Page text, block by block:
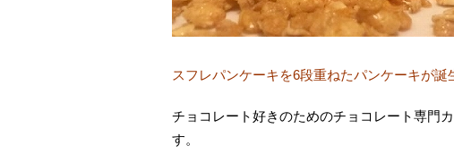
スフレパンケーキを6段重ねたパンケーキが誕
チョコレート好きのためのチョコレート専門
す。